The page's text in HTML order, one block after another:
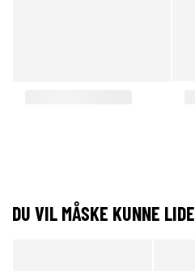
DU VIL MÅSKE KUNNE LIDE